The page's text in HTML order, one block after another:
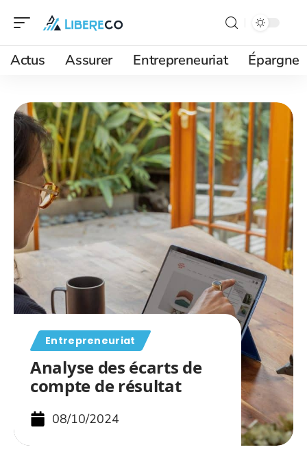
Actus Assurer Entrepreneuriat Épargne
Entrepreneuriat
Analyse des écarts de
compte de résultat
08/10/2024